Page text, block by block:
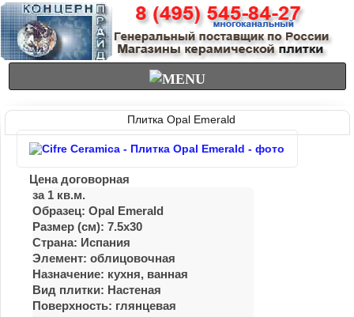
Плитка Opal Emerald
Цена договорная
за 1 кв.м.
Образец: Opal Emerald
Размер (см): 7.5x30
Страна: Испания
Элемент: облицовочная
Назначение: кухня, ванная
Вид плитки: Настеная
Поверхность: глянцевая